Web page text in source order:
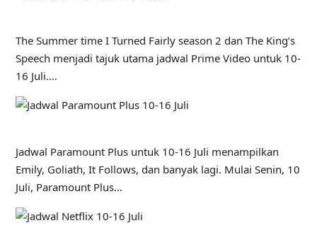
The Summer time I Turned Fairly season 2 dan The King’s
Speech menjadi tajuk utama jadwal Prime Video untuk 10-
16 Juli.…
Jadwal Paramount Plus untuk 10-16 Juli menampilkan
Emily, Goliath, It Follows, dan banyak lagi. Mulai Senin, 10
Juli, Paramount Plus…